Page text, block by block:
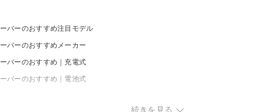
バーのおすすめ注目モデル
バーのおすすめメーカー
バーのおすすめ｜充電式
バーのおすすめ｜電池式
続きを見る